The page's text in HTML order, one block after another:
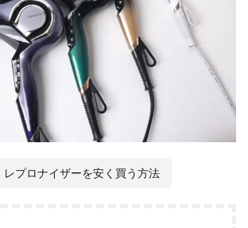
レプロナイザーを安く買う方法